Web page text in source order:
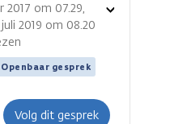
Volg dit gesprek
Openbaar gesprek
2017 om 07.29,
2019 om 08.20
Toon